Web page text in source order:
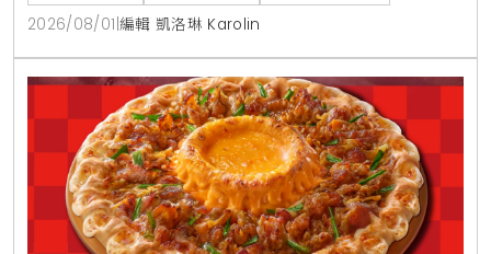
2026/08/01 編輯 凱洛琳 Karolin